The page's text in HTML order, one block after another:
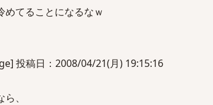
てることになるなｗ
投稿日：2008/04/21(月) 19:15:16
、